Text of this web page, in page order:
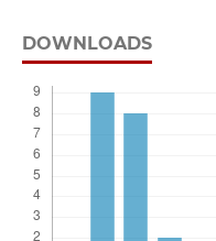
DOWNLOADS